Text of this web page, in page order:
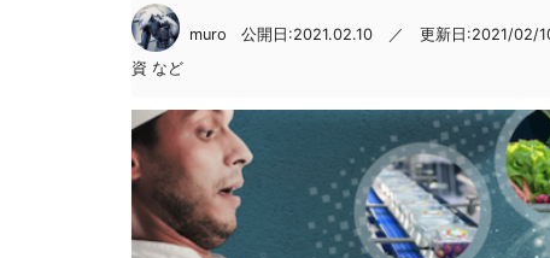
muro 公開日:2021.02.10 ／ 更新日:2021/02/
資 など